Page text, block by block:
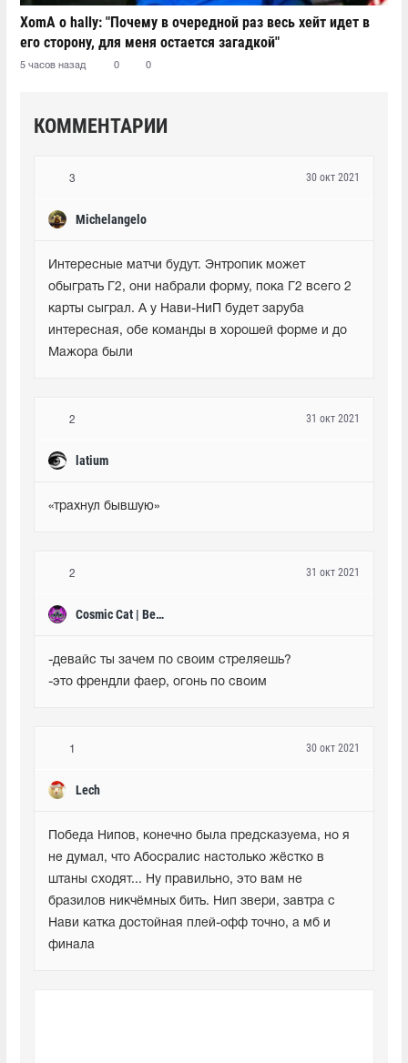
XomA о hally: "Почему в очередной раз весь хейт идет в
его сторону, для меня остается загадкой"
5 часов назад 0 0
КОММЕНТАРИИ
3
Michelangelo
30 окт 2021
Интересные матчи будут. Энтропик может
обыграть Г2, они набрали форму, пока Г2 всего 2
карты сыграл. А у Нави-НиП будет заруба
интересная, обе команды в хорошей форме и до
Мажора были
2
latium
31 окт 2021
«трахнул бывшую»
2
Cosmic Cat | Bets4.fun |
31 окт 2021
-девайс ты зачем по своим стреляешь?
-это френдли фаер, огонь по своим
1
Lech
30 окт 2021
Победа Нипов, конечно была предсказуема, но я
не думал, что Абосралис настолько жёстко в
штаны сходят... Ну правильно, это вам не
бразилов никчёмных бить. Нип звери, завтра с
Нави катка достойная плей-офф точно, а мб и
финала